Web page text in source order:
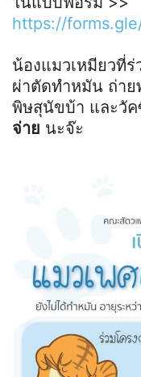
https://
น้องแมวเหมียวที่ร่
ผ่าตัดทำหมัน ถ่า
พิษสุนัขบ้า และวั
จ่าย นะจ๊ะ